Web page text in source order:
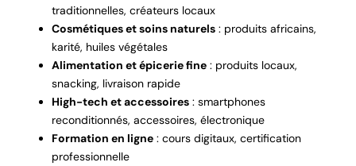
traditionnelles, créateurs locaux
Cosmétiques et soins naturels : produits africains,
karité, huiles végétales
Alimentation et épicerie fine : produits locaux,
snacking, livraison rapide
High-tech et accessoires : smartphones
reconditionnés, accessoires, électronique
Formation en ligne : cours digitaux, certification
professionnelle